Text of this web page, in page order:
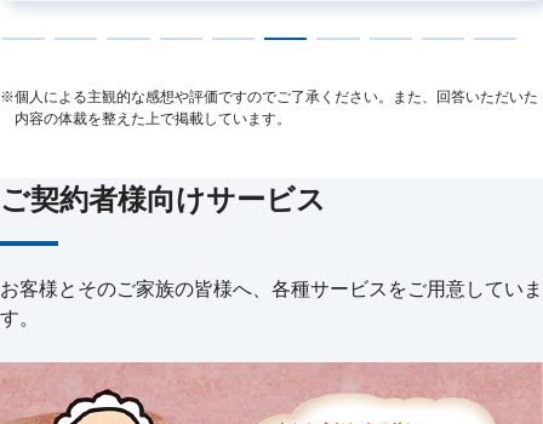
※個人による主観的な感想や評価ですのでご了承ください。また、回答いただいた
内容の体裁を整えた上で掲載しています。
ご契約者様向けサービス
お客様とそのご家族の皆様へ、各種サービスをご用意していま
す。